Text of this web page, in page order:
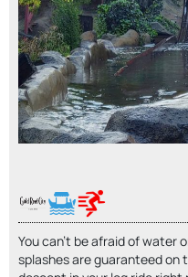
You can't be afraid of water
splashes are guaranteed on